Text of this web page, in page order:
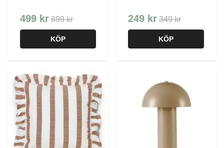
499 kr 899 kr
KÖP
249 kr 349 kr
KÖP